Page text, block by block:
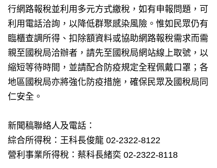
行網路報稅並利用多元方式繳稅，如有申報問題，可
利用電話洽詢，以降低群聚感染風險。惟如民眾仍有
臨櫃查調所得、扣除額資料或協助網路報稅需求而需
親至國稅局洽辦者，請先至國稅局網站線上取號，以
縮短等待時間，並請配合防疫規定全程佩戴口罩；各
地區國稅局亦將強化防疫措施，確保民眾及國稅局同
仁安全。
新聞稿聯絡人及電話：
綜合所得稅：王科長俊龍 02-2322-8122
營利事業所得稅：蔡科長緒奕 02-2322-8118